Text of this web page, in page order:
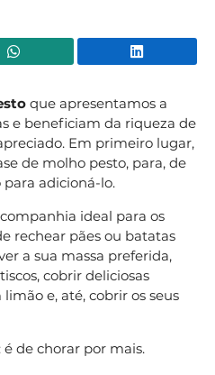
WhatsApp
que apresentamos a
e beneficiam da riqueza de
Em primeiro lugar,
de molho pesto, para, de
adicioná-lo.
ideal para os
rechear pães ou batatas
a sua massa preferida,
cobrir deliciosas
e, até, cobrir os seus
de chorar por mais.